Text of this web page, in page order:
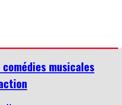
musicales